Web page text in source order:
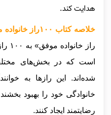
هدایت کند.
خلاصه کتاب ۱۰۰راز خانواده موفق دیوید نیون :
است که در بخش‌های
شده‌اند. این رازها به
خانوادگی خود را بهبود
رضایتمند ایجاد کنند.